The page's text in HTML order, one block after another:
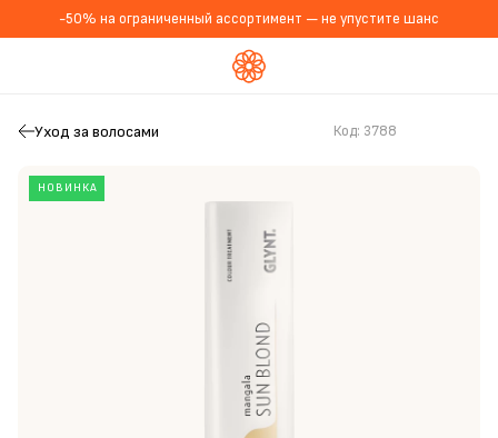
-50% на ограниченный ассортимент — не упустите шанс
Уход за волосами
НОВИНКА
Код: 3788